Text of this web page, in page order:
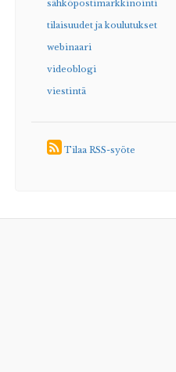
sähköpostimarkkinointi
tilaisuudet ja koulutukset
webinaari
videoblogi
viestintä
Tilaa RSS-syöte